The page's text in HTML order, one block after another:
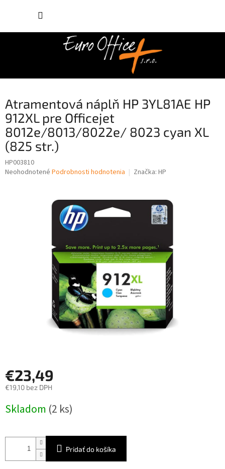
Atramentová náplň HP 3YL81AE HP
912XL pre Officejet
8012e/8013/8022e/ 8023 cyan XL
(825 str.)
HP003810
Priemerné
Neohodnotené Podrobnosti hodnotenia Značka: HP
€23,49
€19,10 bez DPH
cena:
Skladom (2 ks)
Pridať do košíka